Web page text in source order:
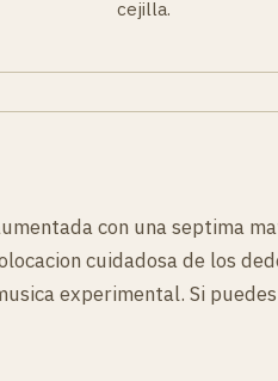
cejilla.
con una septima
cuidadosa de los
experimental. Si